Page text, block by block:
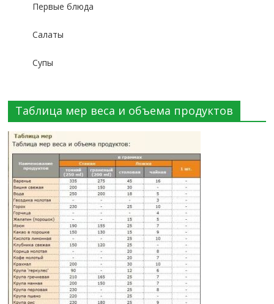
Первые блюда
Салаты
Супы
Таблица мер веса и объема продуктов